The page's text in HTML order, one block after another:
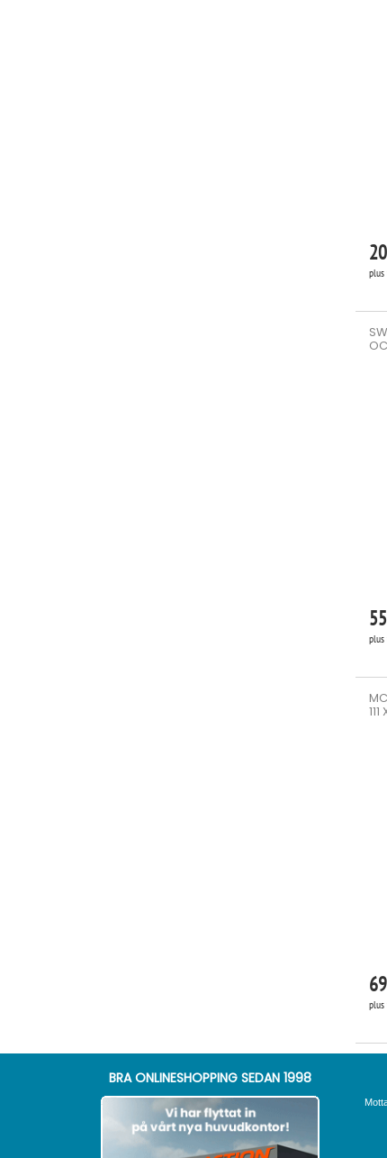
plus
plus
plus
BRA ONLINESHOPPING SEDAN 1998